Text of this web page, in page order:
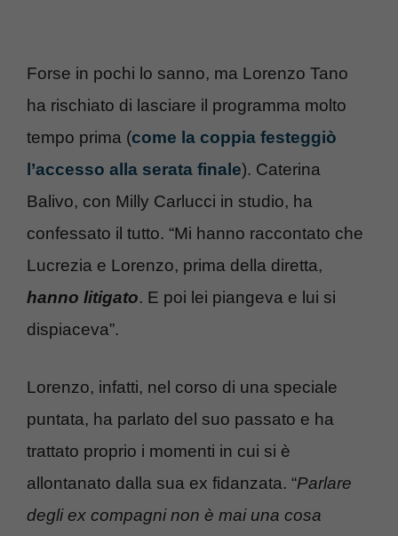
Forse in pochi lo sanno, ma Lorenzo Tano
ha rischiato di lasciare il programma molto
tempo prima (come la coppia festeggiò
l’accesso alla serata finale). Caterina
Balivo, con Milly Carlucci in studio, ha
confessato il tutto. “Mi hanno raccontato che
Lucrezia e Lorenzo, prima della diretta,
hanno litigato. E poi lei piangeva e lui si
dispiaceva”.
Lorenzo, infatti, nel corso di una speciale
puntata, ha parlato del suo passato e ha
trattato proprio i momenti in cui si è
allontanato dalla sua ex fidanzata. “Parlare
degli ex compagni non è mai una cosa